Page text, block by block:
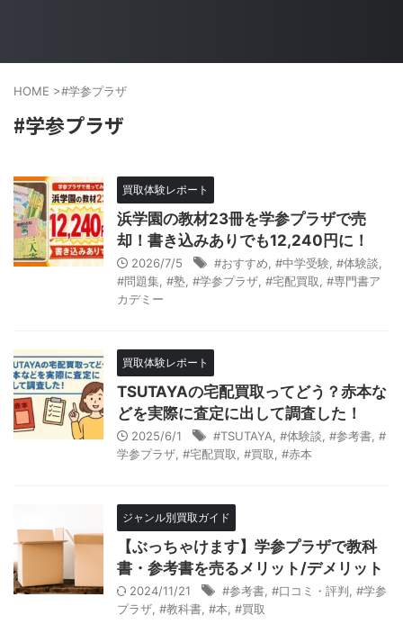
HOME >#学参プラザ
#学参プラザ
買取体験レポート
浜学園の教材23冊を学参プラザで売
却！書き込みありでも12,240円に！
2026/7/5 #おすすめ #中学受験 #体験談
#問題集 #塾 #学参プラザ #宅配買取
#専門書ア
カデミー
買取体験レポート
TSUTAYAの宅配買取ってどう？赤本な
どを実際に査定に出して調査した！
2025/6/1 #TSUTAYA #体験談 #参考書 #
学参プラザ #宅配買取 #買取 #赤本
ジャンル別買取ガイド
【ぶっちゃけます】学参プラザで教科
書・参考書を売るメリット/デメリット
2024/11/21 #参考書 #口コミ・評判 #学参
プラザ #教科書 #本 #買取